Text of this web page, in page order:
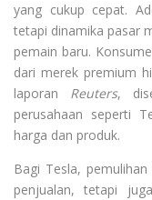
yang cukup cepat.
tetapi dinamika pasar
pemain baru.
dari merek premium
laporan Reuters,
perusahaan seperti
harga dan produk.
Bagi Tesla,
penjualan, tetapi